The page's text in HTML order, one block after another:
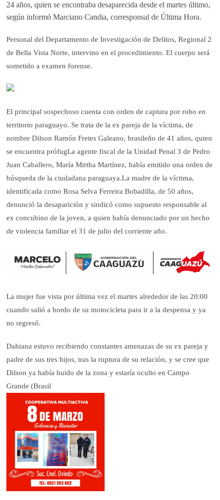
24 años, quien se encontraba desaparecida desde el martes último,
según informó Marciano Candia, corresponsal de Última Hora.
Personal del Departamento de Investigación de Delitos, Regional 2
de Bella Vista Norte, intervino en el procedimiento. El cuerpo será
sometido a examen forense.
El principal sospechoso cuenta con orden de captura por robo en
territorio paraguayo. Se trata de la ex pareja de la víctima, de
nombre Dilson Ramón Fretes Galeano, brasileño de 41 años, quien
se encuentra prófugLa agente fiscal de la Unidad Penal 3 de Pedro
Juan Caballero, María Mirtha Martínez, había emitido una orden de
búsqueda de la ciudadana paraguaya.La madre de la víctima,
identificada como Rosa Selva Ferreira Bobadilla, de 50 años,
denunció la desaparición y sindicó como supuesto responsable al
ex concubino de la joven, a quien había denunciado por un hecho
de violencia familiar el 31 de julio del corriente año.
La mujer fue vista por última vez el martes alrededor de las 20:00
cuando salió a bordo de su motocicleta para ir a la despensa y ya
no regresó.
Dahiana estuvo recibiendo constantes amenazas de su ex pareja y
padre de sus tres hijos, tras la ruptura de su relación, y se cree que
Dilson ya había huido de la zona y estaría oculto en Campo
Grande (Brasil